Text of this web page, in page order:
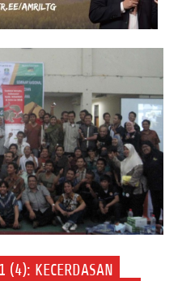
(4): KECERDASAN